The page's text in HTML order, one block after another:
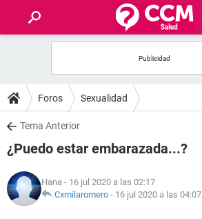
FOROS
SALUD
FAMILIA
NUTRICIÓN
Foros Sexualidad
Tema Anterior
¿Puedo estar embarazada...?
Hana - 16 jul 2020 a las 02:17
Cxmilaromero - 16 jul 2020 a las 04:07